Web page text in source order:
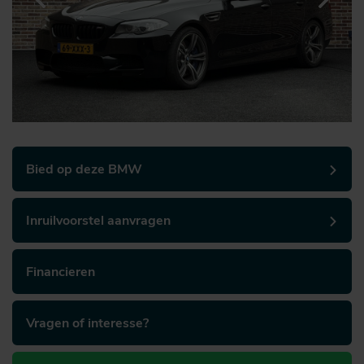
Bied op deze BMW
Inruilvoorstel aanvragen
Financieren
Vragen of interesse?